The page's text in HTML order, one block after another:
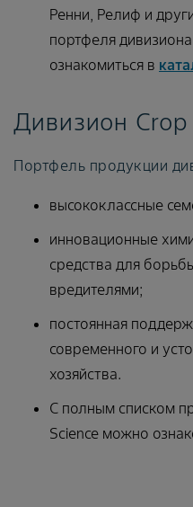
Ренни, Релиф и
портфеля
ознакомиться в
Дивизион Crop
Портфель продукции
высококлассные
инновационные
средства для
вредителями;
постоянная
современного и
хозяйства.
С полным списком
Science можно